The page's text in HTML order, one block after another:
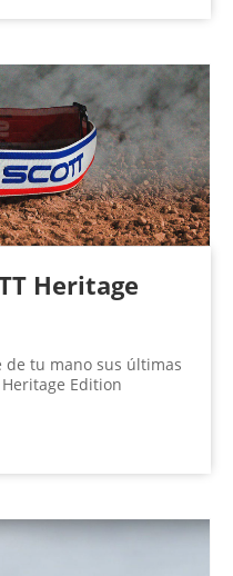
Heritage
de tu mano sus últimas
Edition